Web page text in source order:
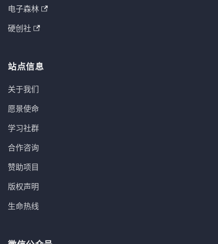
电子森林
硬创社
站点信息
关于我们
愿景使命
学习社群
合作咨询
赞助项目
版权声明
生命热线